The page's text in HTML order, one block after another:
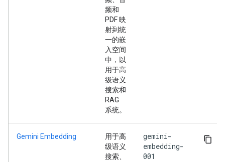
频和
PDF 映
射到统
一的嵌
入空间
中，以
用于高
级语义
搜索和
RAG
系统。
Gemini Embedding
用于高
级语义
搜索、
gemini-
embedding-
001